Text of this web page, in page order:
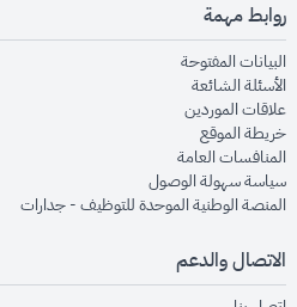
روابط مهمة
البيانات المفتوحةopens in new window
الأسئلة الشائعةopens in new window
علاقات الموردينopens in new window
خريطة الموقعopens in new window
المنافسات العامةopens in new window
سياسة سهولة الوصولin new window
المنصة الوطنية الموحدة للتوظيف - جدارات
الاتصال والدعم